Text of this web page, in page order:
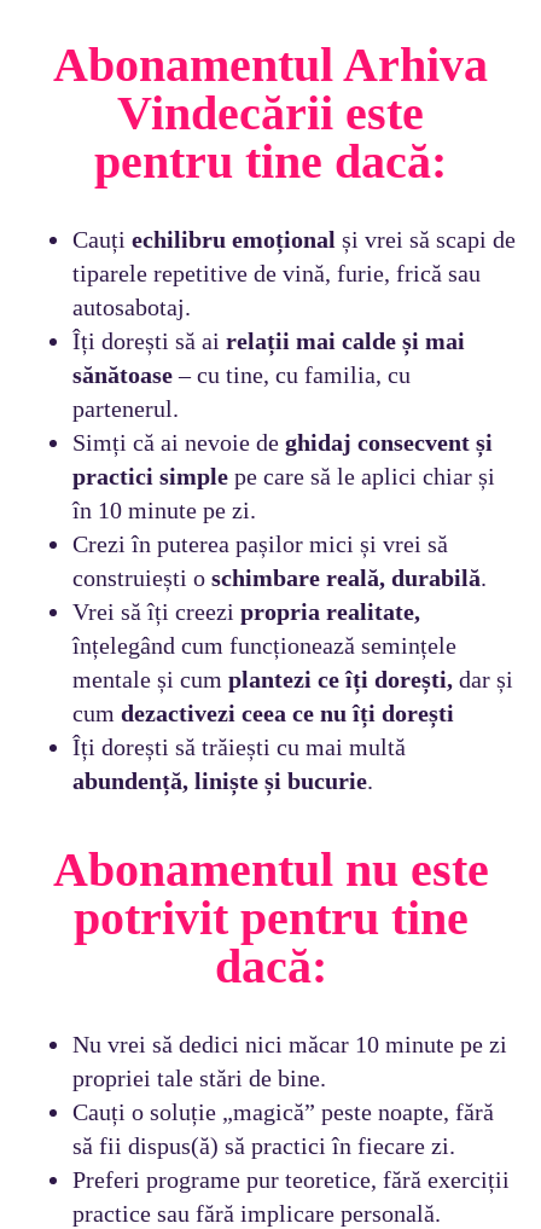
Abonamentul Arhiva
Vindecării este
pentru tine dacă:
Cauți echilibru emoțional și vrei să scapi de
tiparele repetitive de vină, furie, frică sau
autosabotaj.
Îți dorești să ai relații mai calde și mai
sănătoase– cu tine, cu familia, cu
partenerul.
Simți că ai nevoie de ghidaj consecvent și
practici simple pe care să le aplici chiar și
în 10 minute pe zi.
Crezi în puterea pașilor mici și vrei să
construiești o schimbare reală, durabilă.
Vrei să îți creezi propria realitate,
înțelegând cum funcționează semințele
mentale și cum plantezi ce îți dorești, dar și
cum dezactivezi ceea ce nu îți dorești
Îți dorești să trăiești cu mai multă
abundență, liniște și bucurie.
Abonamentul nu este
potrivit pentru tine
dacă:
Nu vrei să dedici nici măcar 10 minute pe zi
propriei tale stări de bine.
Cauți o soluție „magică” peste noapte, fără
să fii dispus(ă) să practici în fiecare zi.
Preferi programe pur teoretice, fără exerciții
practice sau fără implicare personală.